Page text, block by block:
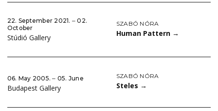
22. September 2021. ‒ 02.
October
Stúdió Gallery
SZABÓ NÓRA
Human Pattern →
06. May 2005. ‒ 05. June
Budapest Gallery
SZABÓ NÓRA
Steles →